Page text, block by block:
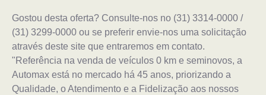
Gostou desta oferta? Consulte-nos no (31) 3314-0000 /
(31) 3299-0000 ou se preferir envie-nos uma solicitação
através deste site que entraremos em contato.
"Referência na venda de veículos 0 km e seminovos, a
Automax está no mercado há 45 anos, priorizando a
Qualidade, o Atendimento e a Fidelização aos nossos